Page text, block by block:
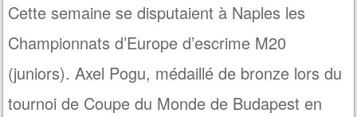
Cette semaine se disputaient à Naples les
Championnats d’Europe d’escrime M20
(juniors). Axel Pogu, médaillé de bronze lors du
tournoi de Coupe du Monde de Budapest en